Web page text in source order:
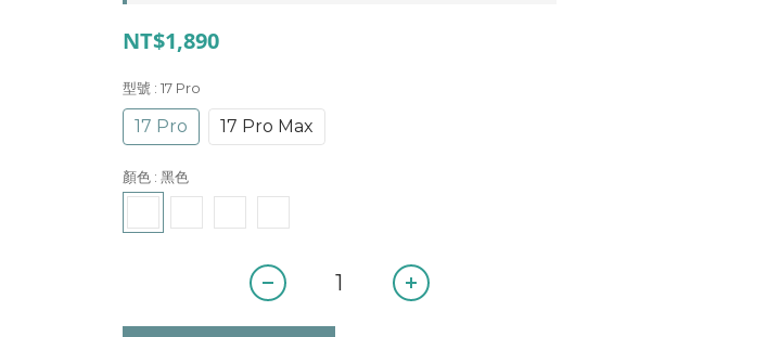
NT$1,890
型號 : 17 Pro
17 Pro 17 Pro Max
顏色 : 黑色